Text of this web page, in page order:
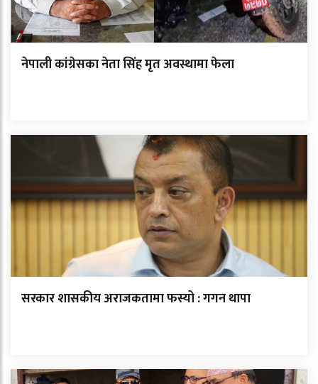
नेपाली कांग्रेसका नेता सिंह मृत अवस्थामा फेला
सरकार शासकीय अराजकतामा फस्यो : गगन थापा